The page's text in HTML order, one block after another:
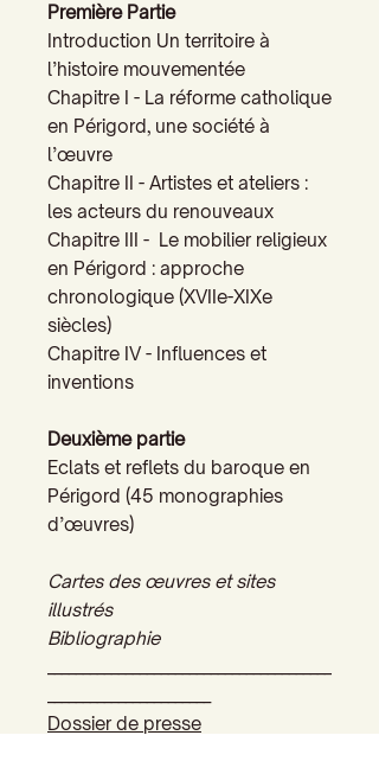
Première Partie
Introduction Un territoire à
l’histoire mouvementée
Chapitre I - La réforme catholique
en Périgord, une société à
l’œuvre
Chapitre II - Artistes et ateliers :
les acteurs du renouveaux
Chapitre III - Le mobilier religieux
en Périgord : approche
chronologique (XVIIe-XIXe
siècles)
Chapitre IV - Influences et
inventions
Deuxième partie
Eclats et reflets du baroque en
Périgord (45 monographies
d’œuvres)
Cartes des œuvres et sites
illustrés
Bibliographie
Dossier de presse